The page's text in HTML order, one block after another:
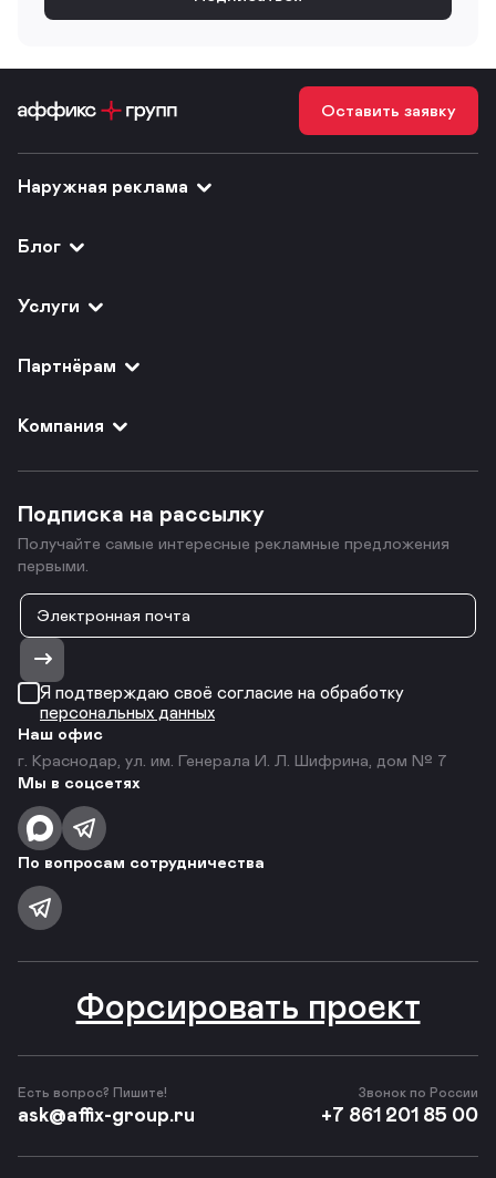
Оставить заявку
Наружная реклама
Блог
Услуги
Партнёрам
Компания
Подписка на рассылку
Получайте самые интересные рекламные предложения
первыми.
Я подтверждаю своё согласие на обработку
персональных данных
Наш офис
г. Краснодар, ул. им. Генерала И. Л. Шифрина, дом № 7
Мы в соцсетях
По вопросам сотрудничества
Есть вопрос? Пишите!
ask@affix-group.ru
Форсировать проект
Звонок по России
+7 861 201 85 00